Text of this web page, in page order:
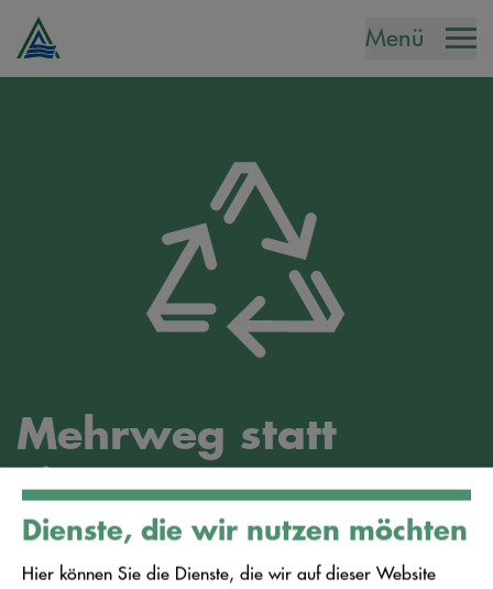
Menü
Mehrweg statt
Einweg
Dienste, die wir nutzen möchten
Hier können Sie die Dienste, die wir auf dieser Website